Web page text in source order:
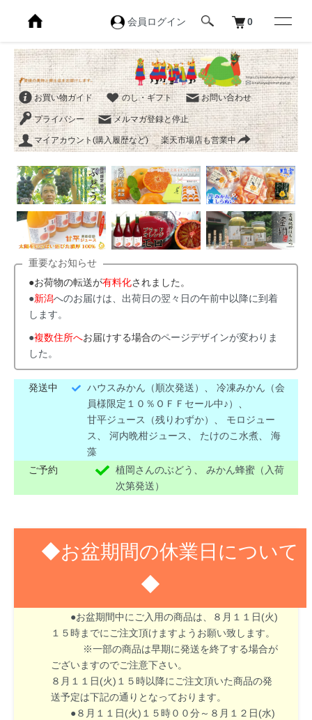
会員ログイン 0
お買い物ガイド のし・ギフト お問い合わせ
プライバシー メルマガ登録と停止
マイアカウント(購入履歴など) 楽天市場店も営業中
重要なお知らせ
●お荷物の転送が有料化されました。
●新潟へのお届けは、出荷日の翌々日の午前中以降に到着
します。
●複数住所へお届けする場合のページデザインが変わりま
した。
発送中 ハウスみかん（順次発送） 、冷凍みかん（会
員様限定１０％ＯＦＦセール中♪）
甘平ジュース（残りわずか）
モロジュー
ス
、河内晩柑ジュース たけのこ水煮 、海
藻
ご予約
植岡さんのぶどう 、みかん蜂蜜（入荷
次第発送）
◆お盆期間の休業日について
◆
８月１３日(木)～１６日(日)はお盆期間のため休業
●お盆期間中にご入用の商品は、８月１１日(火)
１５時までにご注文頂けますようお願い致します。
※一部の商品は早期に発送を終了する場合が
ございますのでご注意下さい。
８月１１日(火)１５時以降にご注文頂いた商品の発
送予定は下記の通りとなっております。
●８月１１日(火)１５時００分～８月１２日(水)